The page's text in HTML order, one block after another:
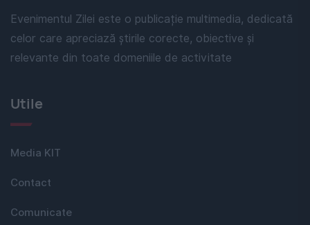
Evenimentul Zilei este o publicație multimedia, dedicată
celor care apreciază știrile corecte, obiective și
relevante din toate domeniile de activitate
Utile
Media KIT
Contact
Comunicate